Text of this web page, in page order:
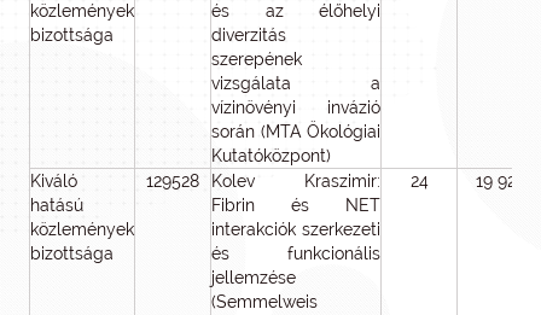
közlemények
bizottsága
és az élőhelyi
diverzitás
szerepének
vizsgálata a
vízinövényi invázió
során (MTA Ökológiai
Kutatóközpont)
Kiváló
hatású
közlemények
bizottsága
129528
Kolev Kraszimir:
Fibrin és NET
interakciók szerkezeti
és funkcionális
jellemzése
(Semmelweis
24 19 920